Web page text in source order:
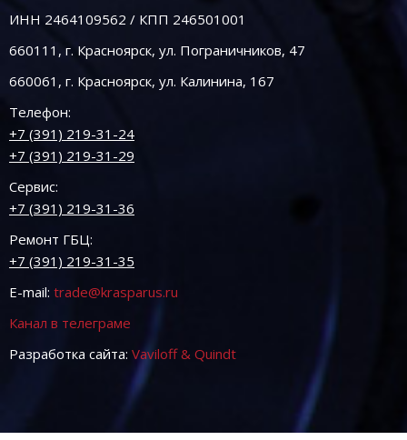
ИНН 2464109562 / КПП 246501001
660111, г. Красноярск, ул. Пограничников, 47
660061, г. Красноярск, ул. Калинина, 167
Телефон:
+7 (391) 219-31-24
+7 (391) 219-31-29
Сервис:
+7 (391) 219-31-36
Ремонт ГБЦ:
+7 (391) 219-31-35
E-mail: trade@krasparus.ru
Канал в телеграме
Разработка сайта: Vaviloff & Quindt